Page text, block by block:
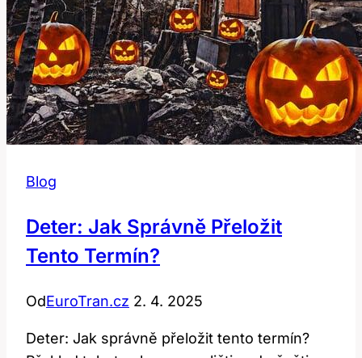
Blog
Deter: Jak Správně Přeložit
Tento Termín?
OdEuroTran.cz 2. 4. 2025
Deter: Jak správně přeložit tento termín?